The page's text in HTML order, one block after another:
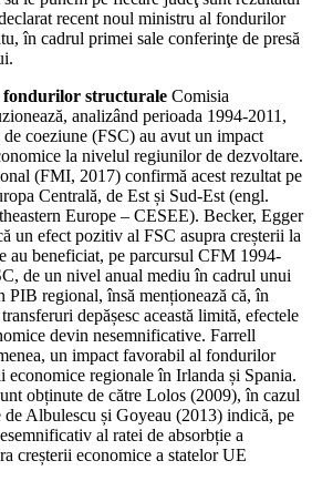
recent noul ministru al fondurilor
în cadrul primei sale conferinţe de presă
fondurilor structurale Comisia
analizând perioada 1994-2011,
coeziune (FSC) au avut un impact
la nivelul regiunilor de dezvoltare.
(FMI, 2017) confirmă acest rezultat pe
Centrală, de Est și Sud-Est (engl.
Europe – CESEE). Becker, Egger
un efect pozitiv al FSC asupra creșterii la
au beneficiat, pe parcursul CFM 1994-
de un nivel anual mediu în cadrul unui
PIB regional, însă menționează că, în
depășesc această limită, efectele
devin nesemnificative. Farrell
un impact favorabil al fondurilor
economice regionale în Irlanda și Spania.
obținute de către Lolos (2009), în cazul
Albulescu și Goyeau (2013) indică, pe
al ratei de absorbție a
creșterii economice a statelor UE